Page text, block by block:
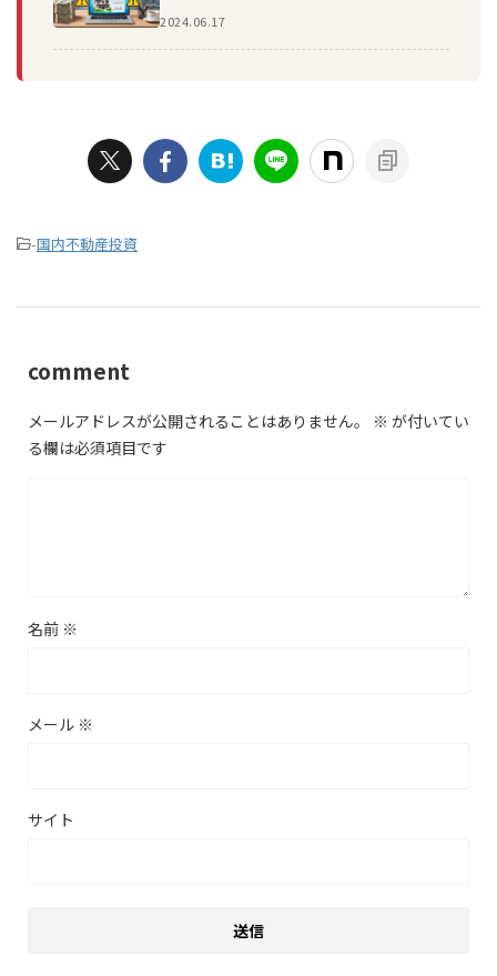
2024.06.17
-国内不動産投資
comment
メールアドレスが公開されることはありません。 ※ が付いてい
る欄は必須項目です
名前 ※
メール ※
サイト